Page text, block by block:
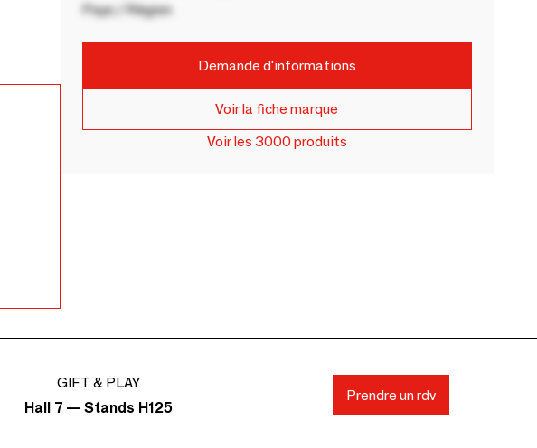
Pays / Région
Demande d'informations
Voir la fiche marque
Voir les 3000 produits
GIFT & PLAY
Hall 7 — Stands H125
Prendre un rdv